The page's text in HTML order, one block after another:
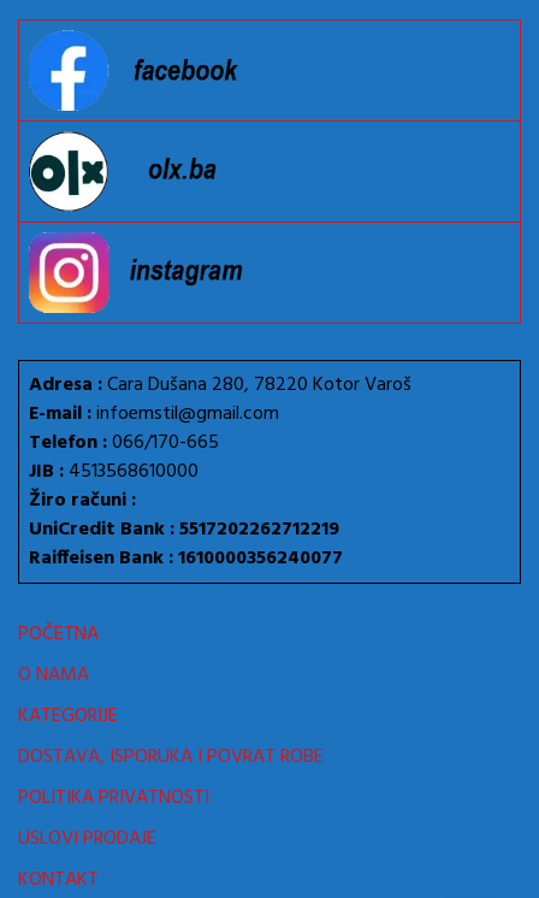
Adresa :Cara Dušana 280, 78220 Kotor Varoš
E-mail :infoemstil@gmail.com
Telefon :066/170-665
JIB :4513568610000
Žiro računi :
UniCredit Bank : 5517202262712219
Raiffeisen Bank : 1610000356240077
POČETNA
O NAMA
KATEGORIJE
DOSTAVA, ISPORUKA I POVRAT ROBE
POLITIKA PRIVATNOSTI
USLOVI PRODAJE
KONTAKT